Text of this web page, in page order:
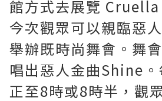
館方式去展覽 Cruella
今次觀眾可以親臨惡
舉辦既時尚舞會。舞
唱出惡人金曲Shine
正至8時或8時半，觀